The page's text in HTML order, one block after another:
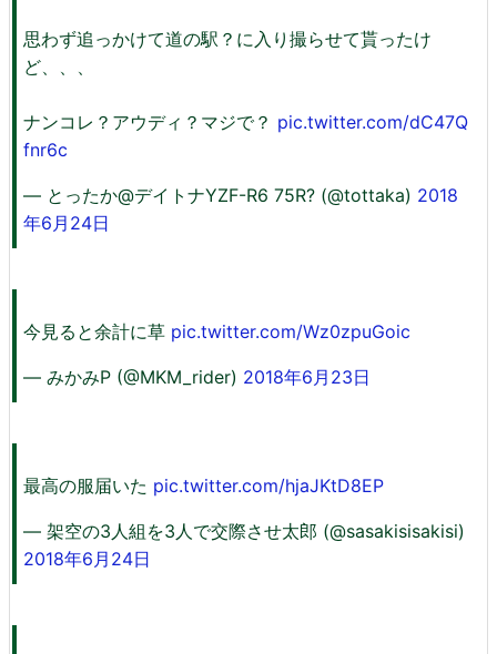
思わず追っかけて道の駅？に入り撮らせて貰ったけ
ど、、、
ナンコレ？アウディ？マジで？ pic.twitter.com/dC47Q
fnr6c
— とったか@デイトナYZF-R6 75R? (@tottaka) 2018
年6月24日
今見ると余計に草 pic.twitter.com/Wz0zpuGoic
— みかみP (@MKM_rider) 2018年6月23日
最高の服届いた pic.twitter.com/hjaJKtD8EP
— 架空の3人組を3人で交際させ太郎 (@sasakisisakisi)
2018年6月24日